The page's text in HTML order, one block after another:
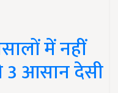
में नहीं
3 आसान देसी